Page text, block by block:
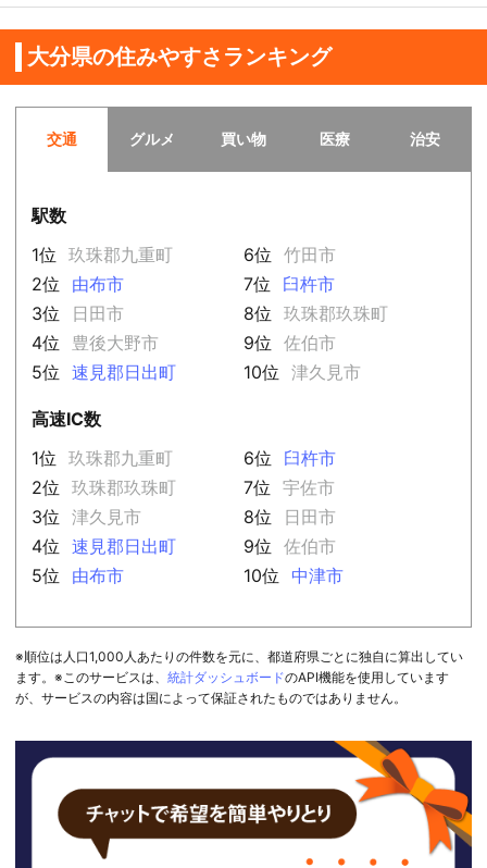
大分県の住みやすさランキング
交通 グルメ 買い物 医療 治安
駅数
1位
玖珠郡九重町
2位
由布市
3位
日田市
4位
豊後大野市
5位
速見郡日出町
6位
竹田市
7位
臼杵市
8位
玖珠郡玖珠町
9位
佐伯市
10位
津久見市
高速IC数
1位
玖珠郡九重町
2位
玖珠郡玖珠町
3位
津久見市
4位
速見郡日出町
5位
由布市
6位
臼杵市
7位
宇佐市
8位
日田市
9位
佐伯市
10位
中津市
※順位は人口1,000人あたりの件数を元に、都道府県ごとに独自に算出してい
ます。※このサービスは、 統計ダッシュボードのAPI機能を使用しています
が、サービスの内容は国によって保証されたものではありません。